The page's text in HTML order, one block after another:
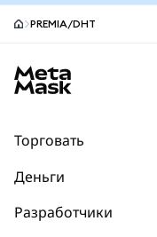
PREMIA/DHT
Торговать
Прогнозы
Деньги
Разработчики